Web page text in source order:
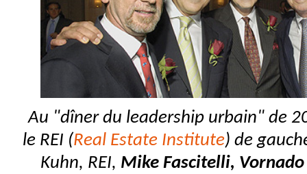
Au "dîner du leadership urbain" de
le REI (Real Estate Institute) de
Kuhn, REI, Mike Fascitelli,